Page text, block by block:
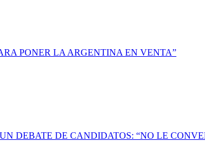
PONER LA ARGENTINA EN VENTA”
DEBATE DE CANDIDATOS: “NO LE